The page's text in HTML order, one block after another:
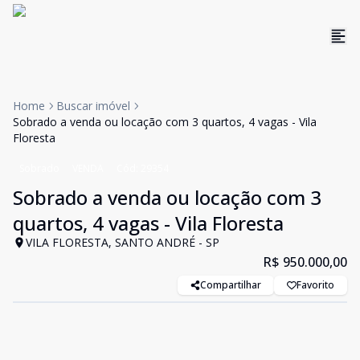
Home
Buscar imóvel
Sobrado a venda ou locação com 3 quartos, 4 vagas - Vila
Floresta
Sobrado a venda ou locação com 3
quartos, 4 vagas - Vila Floresta
VILA FLORESTA, SANTO ANDRÉ - SP
R$ 950.000,00
Compartilhar Favorito